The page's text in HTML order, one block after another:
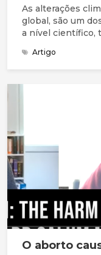
As alterações
global, são um
a nível científico,
saúde humana,
médica The
climáticas
pública, a nível
Artigo
O aborto